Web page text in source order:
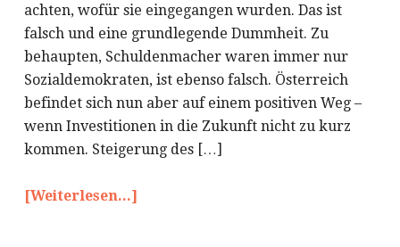
achten, wofür sie eingegangen wurden. Das ist
falsch und eine grundlegende Dummheit. Zu
behaupten, Schuldenmacher waren immer nur
Sozialdemokraten, ist ebenso falsch. Österreich
befindet sich nun aber auf einem positiven Weg –
wenn Investitionen in die Zukunft nicht zu kurz
kommen. Steigerung des […]
[Weiterlesen...]